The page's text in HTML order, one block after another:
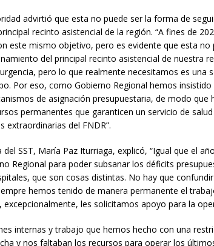
advirtió que esta no puede ser la forma de
recinto asistencial de la región. “A fines de
este mismo objetivo, pero es evidente que esta no
del principal recinto asistencial de nuestra
pero lo que realmente necesitamos es una
Por eso, como Gobierno Regional hemos
de asignación presupuestaria, de modo que
permanentes que garanticen un servicio de
extraordinarias del FNDR”.
SST, María Paz Iturriaga, explicó, “Igual que el
Regional para poder subsanar los déficits
que son cosas distintas. No hay que
hemos tenido de manera permanente el
excepcionalmente, les solicitamos apoyo para la
internas y trabajo que hemos hecho con una
y nos faltaban los recursos para operar los